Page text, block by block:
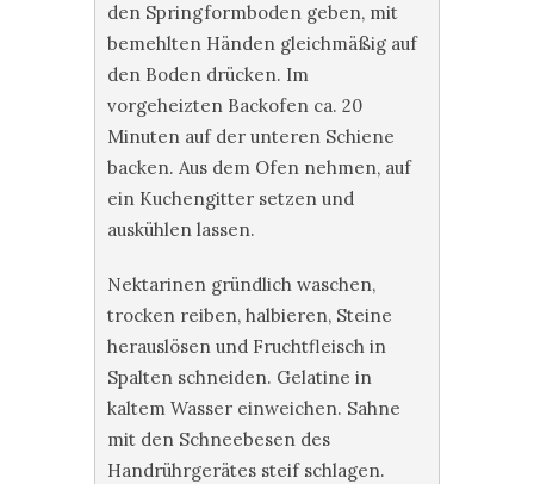
den Springformboden geben, mit
bemehlten Händen gleichmäßig auf
den Boden drücken. Im
vorgeheizten Backofen ca. 20
Minuten auf der unteren Schiene
backen. Aus dem Ofen nehmen, auf
ein Kuchengitter setzen und
auskühlen lassen.
Nektarinen gründlich waschen,
trocken reiben, halbieren, Steine
herauslösen und Fruchtfleisch in
Spalten schneiden. Gelatine in
kaltem Wasser einweichen. Sahne
mit den Schneebesen des
Handrührgerätes steif schlagen.